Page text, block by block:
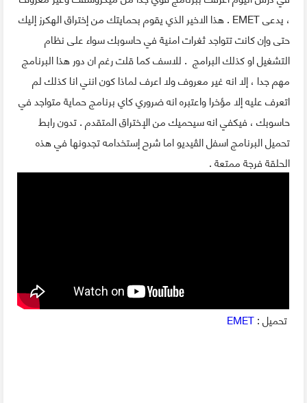
، يدعى EMET . هذا الاخير الذي يقوم بحمايتك من إختراق الهكرز إليك
حتى وإن كانت تتواجد ثغرات امنية في حاسوبك سواء على نظام
التشغيل او كذلك البرامج . للاسف كما قلت رغم ان دور هذا البرنامج
مهم جدا ، إلا انه غير معروف ولا اعرف لماذا كون انني انا كذلك لم
اتعرف عليه إلا مؤخرا واعتبره انه ضروري كاي برنامج حماية متواجد في
حاسوبك ، فيكفي انه سيحميك من الإختراق المتقدم . تدون رابط
تحميل البرنامج اسفل الڤيديو اما شرح إستخدامه تجدونها في هذه
الحلقة فرجة ممتعة .
تحميل :EMET